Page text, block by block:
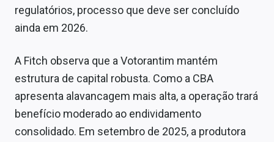
regulatórios, processo que deve ser concluído
ainda em 2026.
A Fitch observa que a Votorantim mantém
estrutura de capital robusta. Como a CBA
apresenta alavancagem mais alta, a operação trará
benefício moderado ao endividamento
consolidado. Em setembro de 2025, a produtora